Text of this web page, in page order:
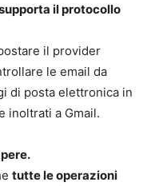
il protocollo
il provider
le email da
di posta elettronica in
inoltrati a Gmail.
tutte le operazioni